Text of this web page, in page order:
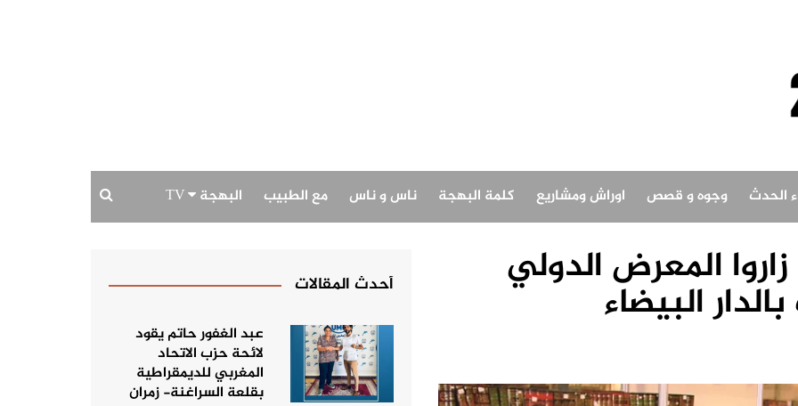
الحدث وجوه و قصص اوراش ومشاريع كلمة البهجة ناس و ناس مع الطبيب البهجة TV
شخص زاروا المعرض الدولي
البيضاء أحدث المقالات
عبد الغفور حاتم يقود
لائحة حزب الاتحاد
المغربي للديمقراطية
بقلعة السراغنة- زمران